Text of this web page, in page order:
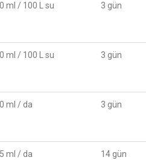
ml / 100 L su 3 gün
ml / 100 L su 3 gün
ml / da 3 gün
ml / da 14 gün